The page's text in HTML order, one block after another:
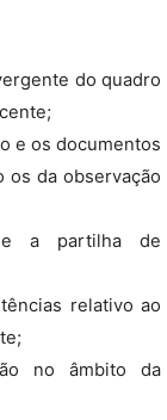
do quadro
e os documentos
os da observação
e a partilha de
relativo ao
no âmbito da